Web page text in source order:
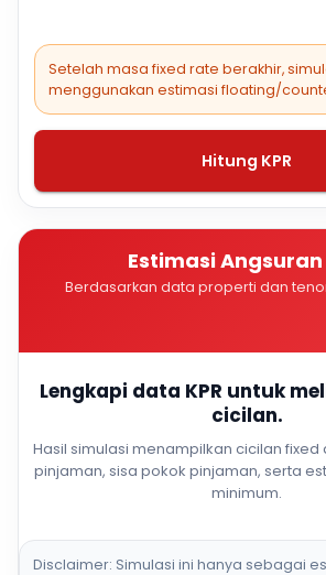
Setelah masa fixed rate berakhir,
menggunakan estimasi floating/
Hitung KPR
Estimasi Angsuran
Berdasarkan data properti dan
Lengkapi data KPR untuk
cicilan.
Hasil simulasi menampilkan cicilan
pinjaman, sisa pokok pinjaman, serta
minimum.
Disclaimer: Simulasi ini hanya sebagai